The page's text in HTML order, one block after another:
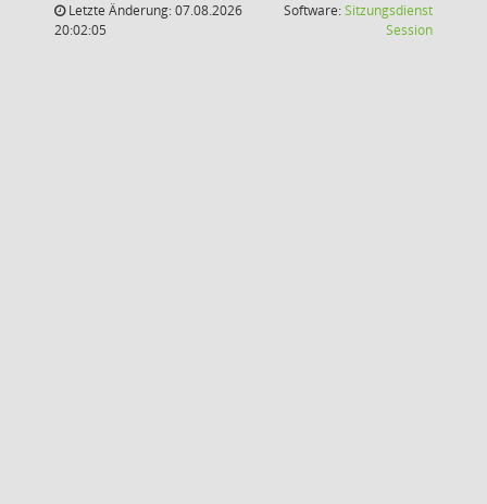
Letzte Änderung: 07.08.2026
20:02:05
Software:Sitzungsdienst
Session(Wird in